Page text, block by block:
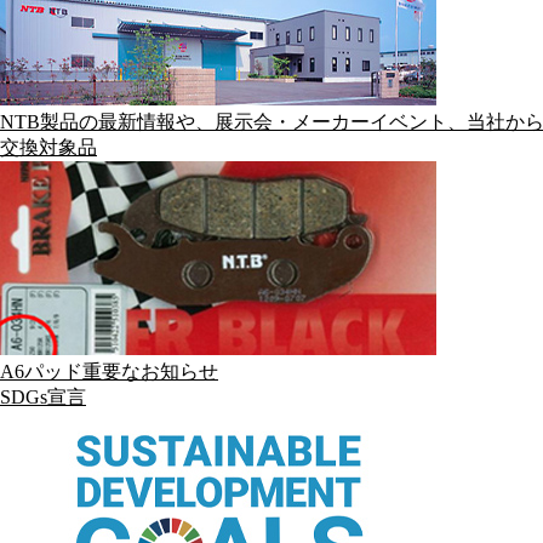
NTB製品の最新情報や、展示会・メーカーイベント、当社から
交換対象品
A6パッド重要なお知らせ
SDGs宣言